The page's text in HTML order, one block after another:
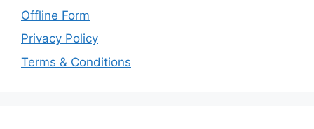
Offline Form
Privacy Policy
Terms & Conditions